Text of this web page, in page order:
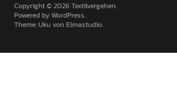
Copyright © 2026 Textilvergehen
Powered byWordPress
Theme: Uku vonElmastudio